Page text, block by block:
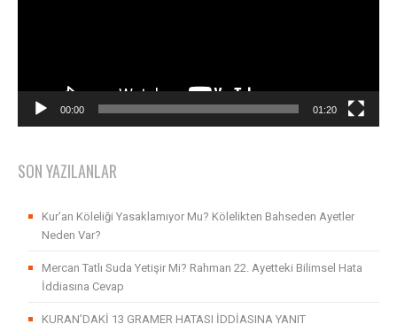
00:00 01:20
SON YAZILANLAR
Kur’an Köleliği Yasaklamıyor Mu? Kölelikten Bahseden Ayetler
Neden Var?
Mercan Tatlı Suda Yetişir Mi? Rahman 22. Ayetteki Bilimsel Hata
İddiasına Cevap
KURAN’DAKİ 13 GRAMER HATASI İDDİASINA YANIT